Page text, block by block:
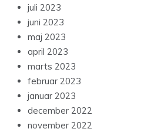
juli 2023
juni 2023
maj 2023
april 2023
marts 2023
februar 2023
januar 2023
december 2022
november 2022